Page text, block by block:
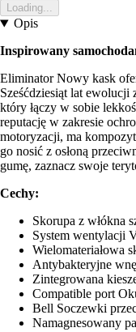
Loading...
Opis
Inspirowany
Eliminator Nowy kask
Sześćdziesiąt lat ewolucji
który łączy w sobie
reputację w zakresie
motoryzacji, ma
go nosić z osłoną
gumę, zaznacz swoje
Cechy:
Skorupa z włókna
System
Wielomateriałowa
Antybakteryjne
Zintegrowana
Compatible port
Bell Soczewki
Namagnesowany